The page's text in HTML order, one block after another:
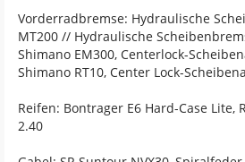
Vorderradbremse: Hydraulische
MT200 // Hydraulische
Shimano EM300, Centerlock-
Shimano RT10, Center Lock-
Reifen: Bontrager E6 Hard-Case Lite,
2.40